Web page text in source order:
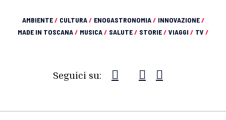
AMBIENTE/ CULTURA/ ENOGASTRONOMIA/ INNOVAZIONE/
MADE IN TOSCANA/ MUSICA/ SALUTE/ STORIE/ VIAGGI / TV /
Seguici su: